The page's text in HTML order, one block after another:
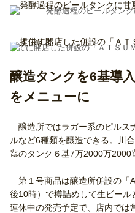
発酵過程のビールタン
すでに開店した併設の「ＡＴＳＵ
醸造タンクを6基導
をメニューに
醸造所ではラガー系のピルス
ルなど6種類を醸造できる。川
㍑のタンク６基7万2000万2000
第１号商品は醸造所併設の「
後10時）で樽詰めして生ビー
連休中の発売予定で、店内では